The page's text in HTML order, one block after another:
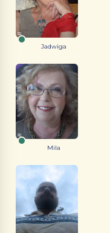
Jadwiga
Mila